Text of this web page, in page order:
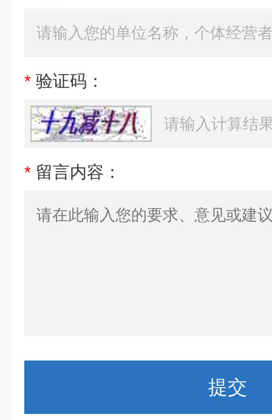
* 验证码：
* 留言内容：